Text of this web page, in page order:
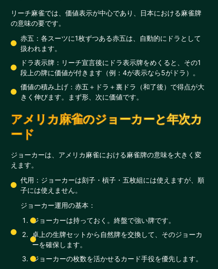
リーチ麻雀では、価値表示が中心であり、日本における麻雀牌
の意味の要です。
赤五：各スーツに1枚ずつある赤五は、自動的にドラとして
扱われます。
ドラ表示牌：リーチ宣言後にドラ表示牌をめくると、その1
段上の牌に価値が付きます（例：4が表示なら5がドラ）。
価値の積み上げ：赤五＋ドラ＋裏ドラ（和了後）で得点が大
きく伸びます。まず形、次に価値です。
アメリカ麻雀のジョーカーと年次カ
ード
ジョーカーは、アメリカ麻雀における麻雀牌の意味を大きく変
えます。
代用：ジョーカーは刻子・槓子・五枚組には使えますが、順
子には使えません。
ジョーカー運用の基本：
ジョーカーは持っておく。終盤で強い牌です。
卓上の生牌セットから自然牌を交換して、そのジョーカ
ーを確保します。
ジョーカーの枚数を活かせるカード手役を優先します。